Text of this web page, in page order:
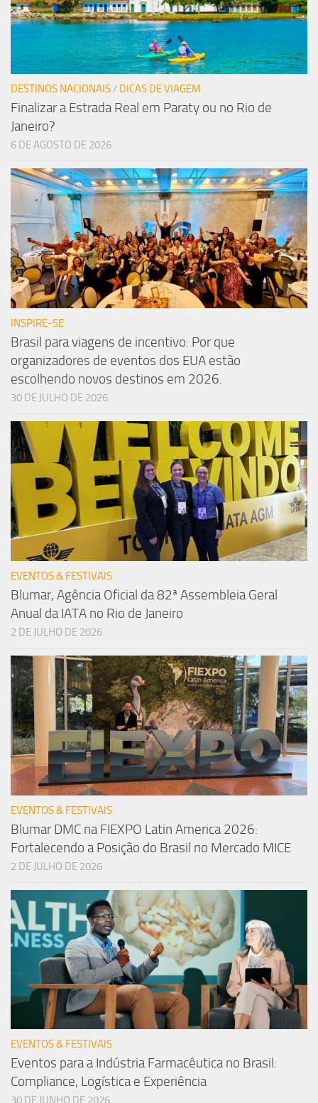
DESTINOS NACIONAIS/ DICAS DE VIAGEM
Finalizar a Estrada Real em Paraty ou no Rio de
Janeiro?
6 DE AGOSTO DE 2026
INSPIRE-SE
Brasil para viagens de incentivo: Por que
organizadores de eventos dos EUA estão
escolhendo novos destinos em 2026.
30 DE JULHO DE 2026
EVENTOS & FESTIVAIS
Blumar, Agência Oficial da 82ª Assembleia Geral
Anual da IATA no Rio de Janeiro
2 DE JULHO DE 2026
EVENTOS & FESTIVAIS
Blumar DMC na FIEXPO Latin America 2026:
Fortalecendo a Posição do Brasil no Mercado MICE
2 DE JULHO DE 2026
EVENTOS & FESTIVAIS
Eventos para a Indústria Farmacêutica no Brasil:
Compliance, Logística e Experiência